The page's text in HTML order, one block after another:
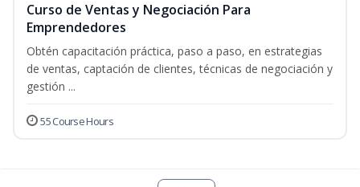
Curso de Ventas y Negociación Para
Emprendedores
Obtén capacitación práctica, paso a paso, en estrategias
de ventas, captación de clientes, técnicas de negociación y
gestión ...
55 Course Hours